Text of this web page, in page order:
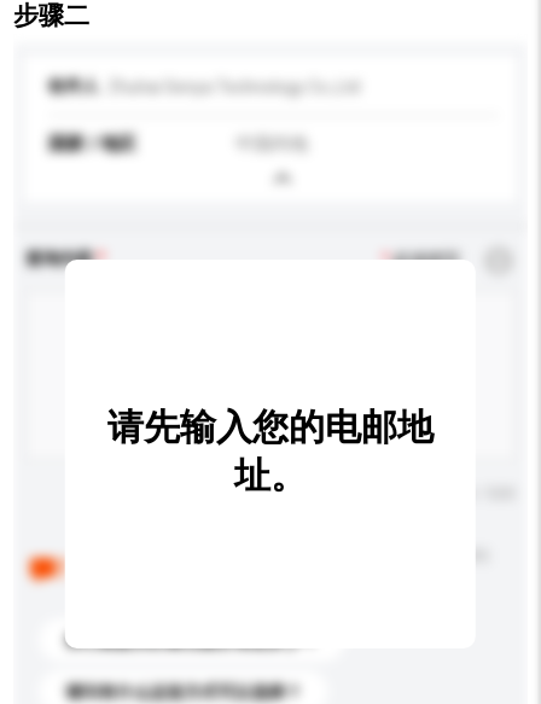
步骤二
收件人
国家 / 地区
查询内容 *必须填写
你们能提供的最优惠价格是多少？
请问有什么运送方式可以选择？
请先输入您的电邮地
址。